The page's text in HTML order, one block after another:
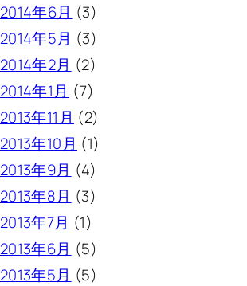
2014年6月 (3)
2014年5月 (3)
2014年2月 (2)
2014年1月 (7)
2013年11月 (2)
2013年10月 (1)
2013年9月 (4)
2013年8月 (3)
2013年7月 (1)
2013年6月 (5)
2013年5月 (5)